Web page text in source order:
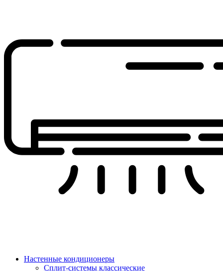
Настенные кондиционеры
Сплит-системы классические